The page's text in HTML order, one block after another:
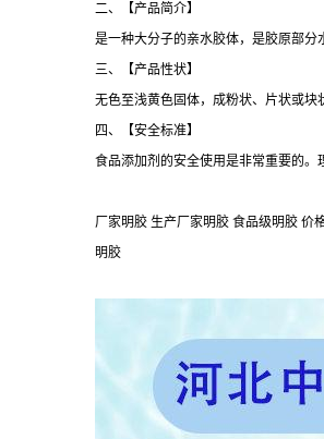
二、【产品简介】
是一种大分子的亲水胶体，是胶原部分
三、【产品性状】
无色至浅黄色固体，成粉状、片状或块
四、【安全标准】
食品添加剂的安全使用是非常重要的。
厂家明胶 生产厂家明胶 食品级明胶 价
明胶